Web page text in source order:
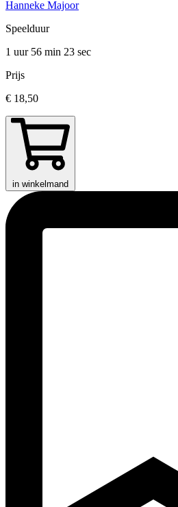
Hanneke Majoor
Speelduur
1 uur 56 min 23 sec
Prijs
€ 18,50
in winkelmand